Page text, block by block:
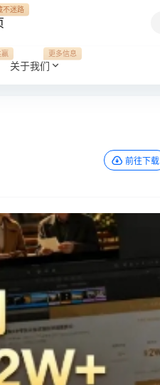
不迷路
赢
关于我们
更多信息
前往下载